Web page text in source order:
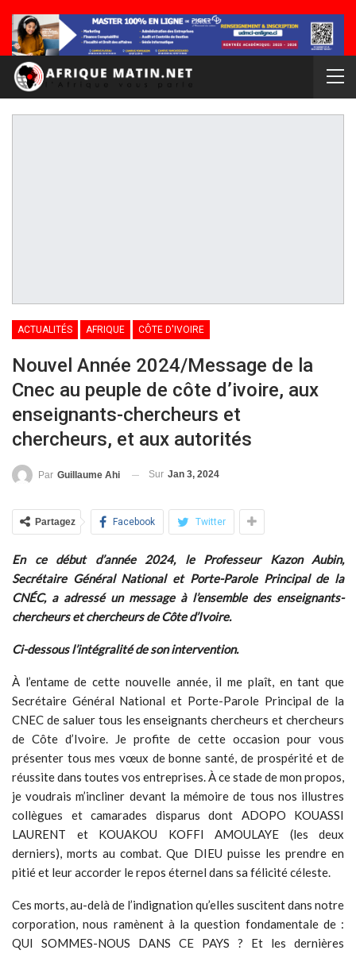
ACTUALITÉS AFRIQUE CÔTE D'IVOIRE
Nouvel Année 2024/Message de la
Cnec au peuple de côte d’ivoire, aux
enseignants-chercheurs et
chercheurs, et aux autorités
Par Guillaume Ahi Sur Jan 3, 2024
Partagez Facebook Twitter
En ce début d’année 2024, le Professeur Kazon Aubin,
Secrétaire Général National et Porte-Parole Principal de la
CNÉC, a adressé un message à l’ensemble des enseignants-
chercheurs et chercheurs de Côte d’Ivoire.
Ci-dessous l’intégralité de son intervention.
À l’entame de cette nouvelle année, il me plaît, en tant que
Secrétaire Général National et Porte-Parole Principal de la
CNEC de saluer tous les enseignants chercheurs et chercheurs
de Côte d’Ivoire. Je profite de cette occasion pour vous
présenter tous mes vœux de bonne santé, de prospérité et de
réussite dans toutes vos entreprises. À ce stade de mon propos,
je voudrais m’incliner devant la mémoire de tous nos illustres
collègues et camarades disparus dont ADOPO KOUASSI
LAURENT et KOUAKOU KOFFI AMOULAYE (les deux
derniers), morts au combat. Que DIEU puisse les prendre en
pitié et leur accorder le repos éternel dans sa félicité céleste.
Ces morts, au-delà de l’indignation qu’elles suscitent dans notre
corporation, nous ramènent à la question fondamentale de :
QUI SOMMES-NOUS DANS CE PAYS ? Et les dernières